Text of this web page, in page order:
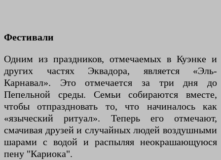
Фестивали
Одним из праздников, отмечаемых в Куэнке и
других частях Эквадора, является «Эль-
Карнавал». Это отмечается за три дня до
Пепельной среды. Семьи собираются вместе,
чтобы отпраздновать то, что начиналось как
«языческий ритуал». Теперь его отмечают,
смачивая друзей и случайных людей воздушными
шарами с водой и распыляя неокрашающуюся
пену "Кариока".